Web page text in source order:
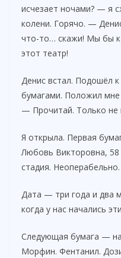
исчезает ночами? — я
колени. Горячо. —
что-то… скажи! Мы бы к
этот театр!
Денис встал. Подошёл
бумагами. Положил мне
— Прочитай. Только не
Я открыла. Первая
Любовь Викторовна, 58
стадия. Неоперабельно.
Дата — три года и два
когда у нас начались
Следующая бумага —
Морфин. Фентанил.